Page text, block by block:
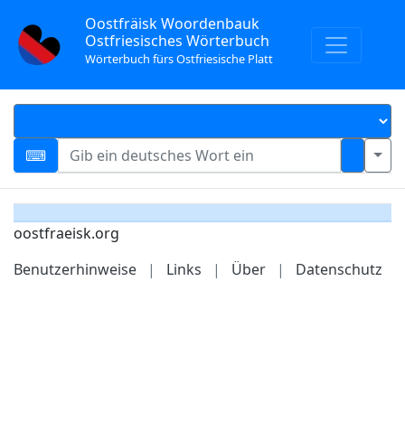
Oostfräisk Woordenbauk
Ostfriesisches Wörterbuch
Wörterbuch fürs Ostfriesische Platt
oostfraeisk.org
Benutzerhinweise
| Links | Über | Datenschutz